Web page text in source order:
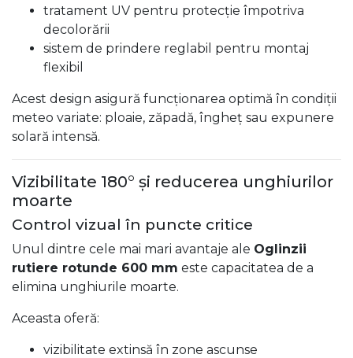
tratament UV pentru protecție împotriva
decolorării
sistem de prindere reglabil pentru montaj
flexibil
Acest design asigură funcționarea optimă în condiții
meteo variate: ploaie, zăpadă, îngheț sau expunere
solară intensă.
Vizibilitate 180° și reducerea unghiurilor
moarte
Control vizual în puncte critice
Unul dintre cele mai mari avantaje ale Oglinzii
rutiere rotunde 600 mm este capacitatea de a
elimina unghiurile moarte.
Aceasta oferă:
vizibilitate extinsă în zone ascunse